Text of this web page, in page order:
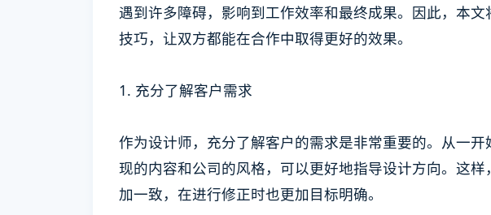
遇到许多障碍，影响到工作效率和最终成果。因此，本
技巧，让双方都能在合作中取得更好的效果。
1. 充分了解客户需求
作为设计师，充分了解客户的需求是非常重要的。从一
现的内容和公司的风格，可以更好地指导设计方向。这
加一致，在进行修正时也更加目标明确。